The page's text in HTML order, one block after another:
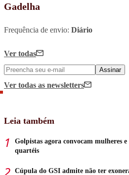
Gadelha
Frequência de envio: Diário
Ver todas
Assinar
Ver todas as newsletters
Leia também
Golpistas agora convocam mulheres
quartéis
Cúpula do GSI admite não ter